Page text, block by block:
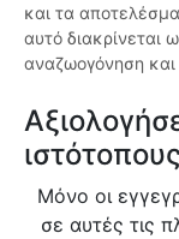
και τα
αυτό διακρίνεται
αναζωογόνηση
ιστότοπους
Μόνο οι
σε αυτές τις